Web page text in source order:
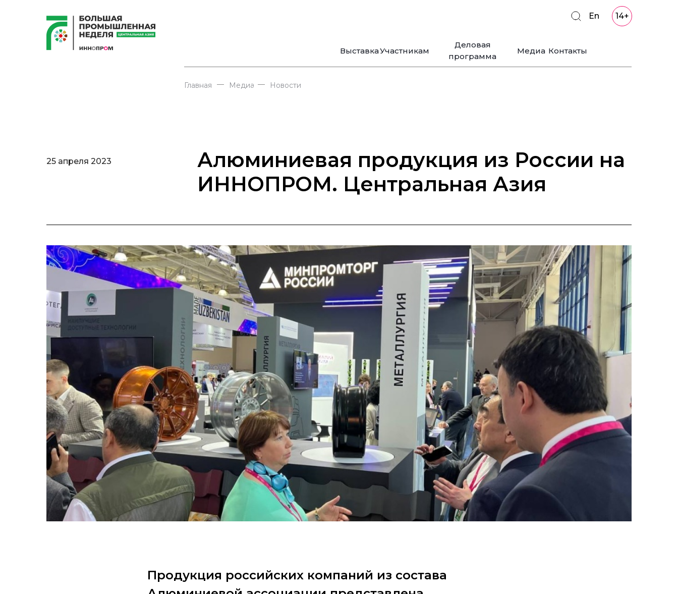
ВыставкаУчастникам
Деловая
программа
Медиа Контакты
En 14+
Главная Новости
— Медиа —
Алюминиевая продукция из России на
ИННОПРОМ. Центральная Азия
25 апреля 2023
Продукция российских компаний из состава